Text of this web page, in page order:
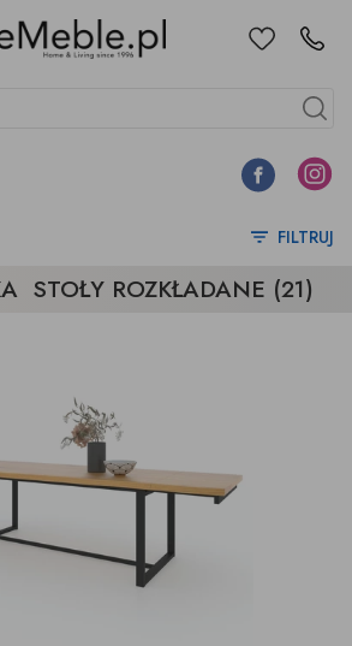
UlubioneKontakt
Szukaj
Facebook
FILTRUJ
STOŁY ROZKŁADANE (21)